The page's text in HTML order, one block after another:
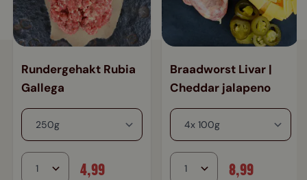
Rundergehakt Rubia
Gallega
4,99
Braadworst Livar |
Cheddar jalapeno
8,99